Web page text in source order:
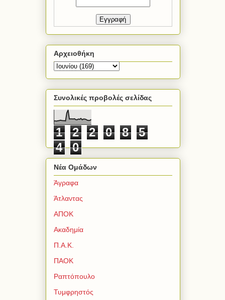
Αρχειοθήκη
Συνολικές προβολές σελίδας
1 2 2 0 8
5
4
0
Νέα Ομάδων
Άγραφα
Άτλαντας
ΑΠΟΚ
Ακαδημία
Π.Α.Κ.
ΠΑΟΚ
Ραπτόπουλο
Τυμφρηστός